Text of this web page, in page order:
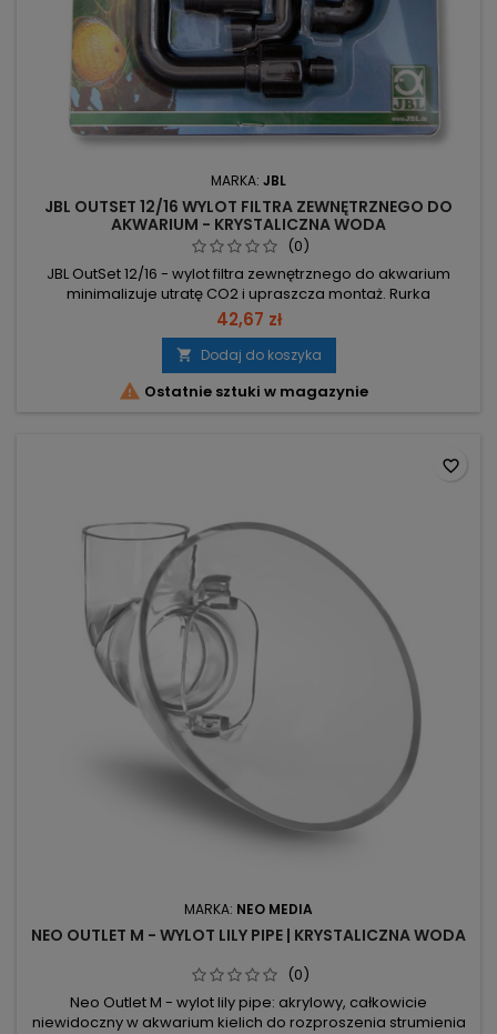
MARKA: JBL
JBL OUTSET 12/16 WYLOT FILTRA ZEWNĘTRZNEGO DO
AKWARIUM - KRYSTALICZNA WODA
(0)
JBL OutSet 12/16 - wylot filtra zewnętrznego do akwarium
minimalizuje utratę CO2 i upraszcza montaż. Rurka
szerokostrumieniowa – mniejsza strata CO2, korzystna dla
akwariów z roślinnością. Kątownik: 59 mm – prostokątna
rurka kątowa umożliwia praktyczną instalację. Złączka do
węży – bezpieczne zamocowanie i pewne połączenie z
filtrem. Prosta instalacja –...
42,67 zł
 Dodaj do koszyka
 Ostatnie sztuki w magazynie
MARKA: NEO MEDIA
NEO OUTLET M - WYLOT LILY PIPE | KRYSTALICZNA WODA
(0)
Neo Outlet M - wylot lily pipe: akrylowy, całkowicie
niewidoczny w akwarium kielich do rozproszenia strumienia
favorite_border